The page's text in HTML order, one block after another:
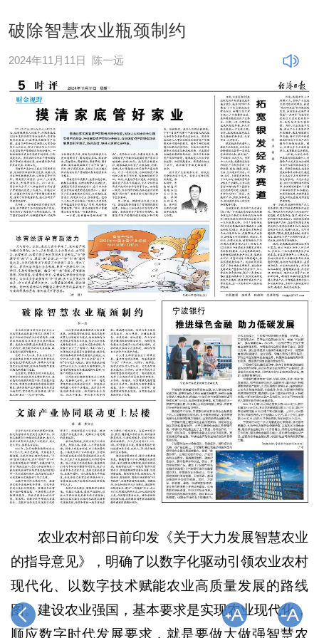
破除智慧农业瓶颈制约
2024年11月11日 陈一远
农业农村部日前印发《关于大力发展智慧农业
的指导意见》，明确了以数字化驱动引领农业农村
现代化、以数字技术赋能农业高质量发展的路线
图。建设农业强国，基本要求是实现农业现代化，
顺应数字时代发展要求，就是要做大做强智慧农